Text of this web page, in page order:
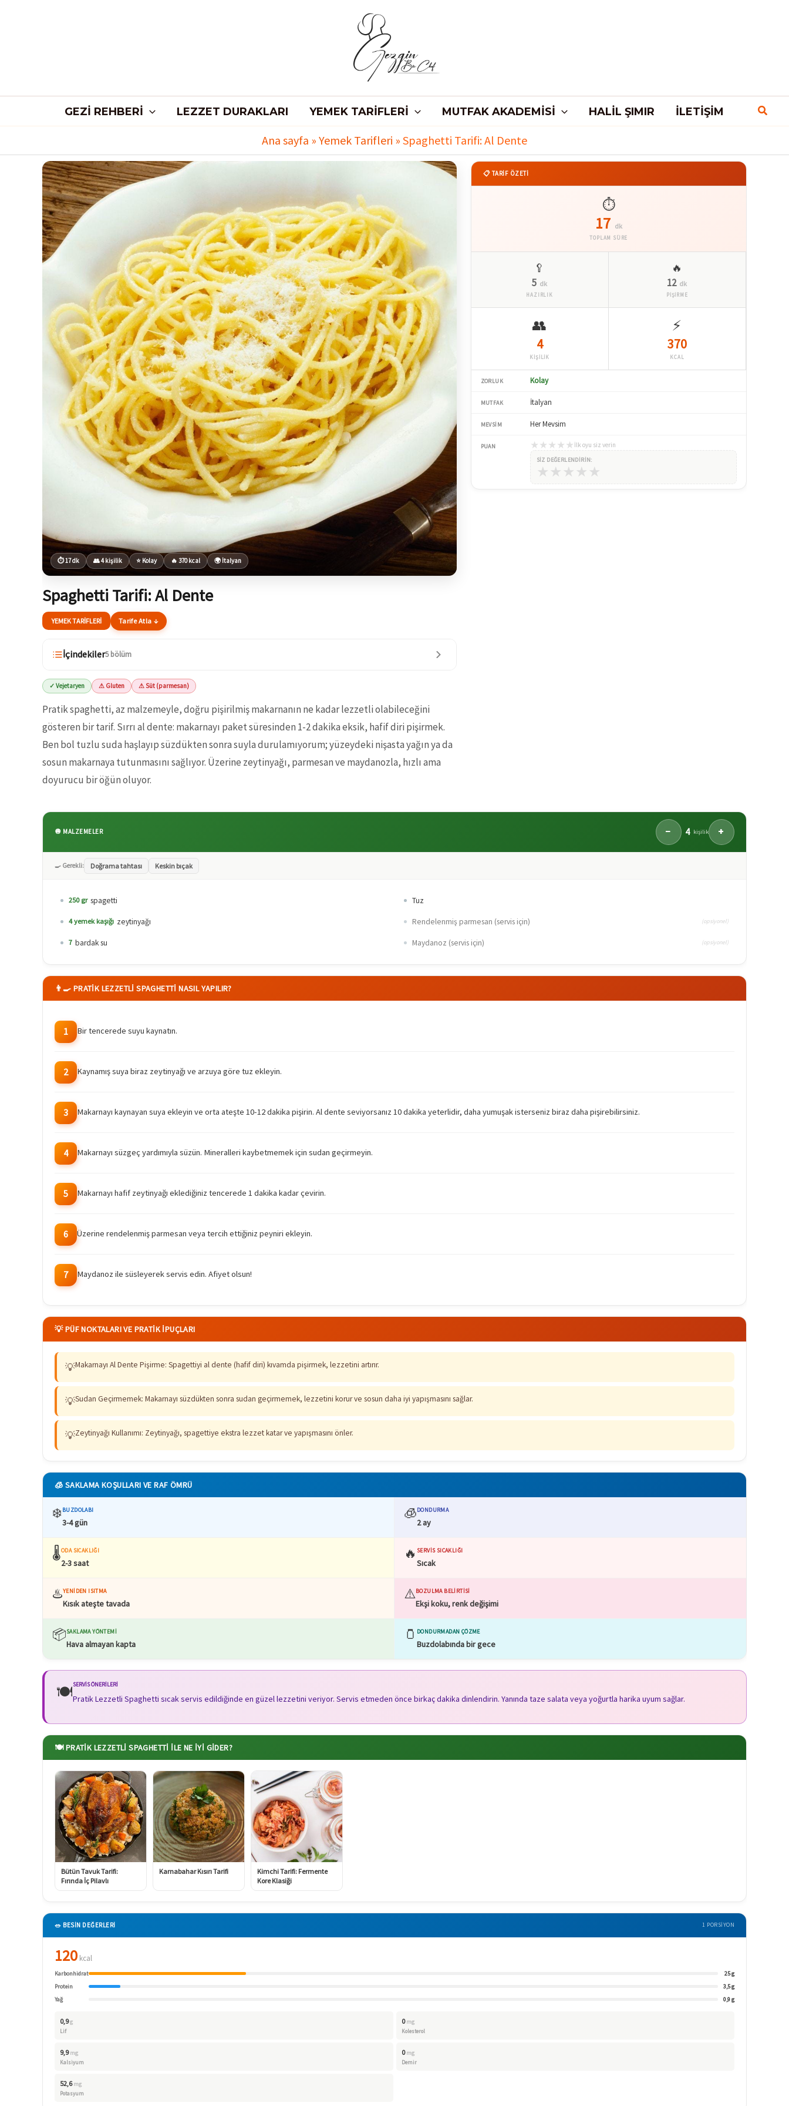
GEZI REHBERI LEZZET DURAKLARI YEMEK TARIFLERI MUTFAK AKADEMISI HALIL ŞIMIR İLETIŞIM
Ana sayfa » Yemek Tarifleri » Spaghetti Tarifi: Al Dente
⏱ 17 dk 👥 4 kişilik ⭐ Kolay 🔥 370 kcal 🌍 İtalyan
Spaghetti Tarifi: Al Dente
YEMEK TARIFLERI Tarife Atla ↓
İçindekiler5 bölüm
✓ Vejetaryen ⚠ Gluten ⚠ Süt (parmesan)
Pratik spaghetti, az malzemeyle, doğru pişirilmiş makarnanın ne kadar lezzetli olabileceğini
gösteren bir tarif. Sırrı al dente: makarnayı paket süresinden 1-2 dakika eksik, hafif diri pişirmek.
Ben bol tuzlu suda haşlayıp süzdükten sonra suyla durulamıyorum; yüzeydeki nişasta yağın ya da
sosun makarnaya tutunmasını sağlıyor. Üzerine zeytinyağı, parmesan ve maydanozla, hızlı ama
doyurucu bir öğün oluyor.
📋 TARİF ÖZETİ
⏱️
17 dk
TOPLAM SÜRE
🥄
5 dk
HAZIRLIK
🔥
12 dk
PİŞİRME
👥
4
KİŞİLİK
⚡
370
KCAL
ZORLUK Kolay
MUTFAK İtalyan
MEVSIM Her Mevsim
PUAN ★ ★ ★ ★ ★ İlk oyu siz verin
SIZ DEĞERLENDIRIN:
★ ★ ★ ★ ★
🧅 MALZEMELER − 4 kişilik +
🍳 Gerekli: Doğrama tahtası Keskin bıçak
250 gr spagetti
4 yemek kaşığı zeytinyağı
7 bardak su
Tuz
Rendelenmiş parmesan (servis için) (opsiyonel)
Maydanoz (servis için) (opsiyonel)
👨‍🍳 PRATIK LEZZETLI SPAGHETTI NASIL YAPILIR?
1 Bir tencerede suyu kaynatın.
2 Kaynamış suya biraz zeytinyağı ve arzuya göre tuz ekleyin.
3 Makarnayı kaynayan suya ekleyin ve orta ateşte 10-12 dakika pişirin. Al dente seviyorsanız 10 dakika yeterlidir, daha yumuşak isterseniz biraz daha pişirebilirsiniz.
4 Makarnayı süzgeç yardımıyla süzün. Mineralleri kaybetmemek için sudan geçirmeyin.
5 Makarnayı hafif zeytinyağı eklediğiniz tencerede 1 dakika kadar çevirin.
6 Üzerine rendelenmiş parmesan veya tercih ettiğiniz peyniri ekleyin.
7 Maydanoz ile süsleyerek servis edin. Afiyet olsun!
💡 PÜF NOKTALARI VE PRATIK İPUÇLARI
💡Makarnayı Al Dente Pişirme: Spagettiyi al dente (hafif diri) kıvamda pişirmek, lezzetini artırır.
💡Sudan Geçirmemek: Makarnayı süzdükten sonra sudan geçirmemek, lezzetini korur ve sosun daha iyi yapışmasını sağlar.
💡Zeytinyağı Kullanımı: Zeytinyağı, spagettiye ekstra lezzet katar ve yapışmasını önler.
🧊 SAKLAMA KOŞULLARI VE RAF ÖMRÜ
❄️BUZDOLABI
3-4 gün
🧊DONDURMA
2 ay
🌡️ODA SICAKLIĞI
2-3 saat
🔥 SERVIS SICAKLIĞI
Sıcak
♨️YENIDEN ISITMA
Kısık ateşte tavada
⚠️BOZULMA BELIRTISI
Ekşi koku, renk değişimi
📦SAKLAMA YÖNTEMI
Hava almayan kapta
🫙 DONDURMADAN ÇÖZME
Buzdolabında bir gece
🍽️SERVIS ÖNERILERI
Pratik Lezzetli Spaghetti sıcak servis edildiğinde en güzel lezzetini veriyor. Servis etmeden önce birkaç dakika dinlendirin. Yanında taze salata veya yoğurtla harika uyum sağlar.
🍽️ PRATIK LEZZETLI SPAGHETTI ILE NE İYI GIDER?
Bütün Tavuk Tarifi:
Fırında İç Pilavlı
Karnabahar Kısırı Tarifi
Kimchi Tarifi: Fermente
Kore Klasiği
🥗 BESİN DEĞERLERİ 1 PORSIYON
120 kcal
Karbonhidrat
25 g
Protein
3,5 g
Yağ
0,9 g
0,9g
Lif
0 mg
Kolesterol
9,9 mg
Kalsiyum
0 mg
Demir
52,6 mg
Potasyum